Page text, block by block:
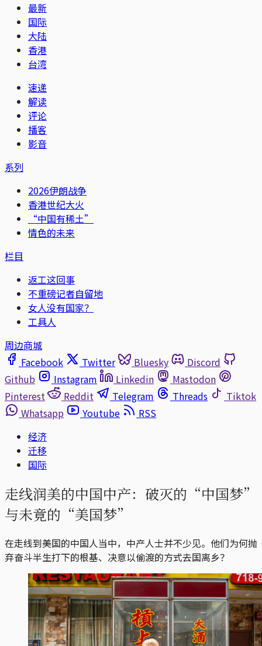
最新
国际
大陆
香港
台湾
速递
解读
评论
播客
影音
系列
2026伊朗战争
香港世纪大火
“中国有稀土”
情色的未来
栏目
返工这回事
不重磅记者自留地
女人没有国家？
工具人
周边商城
Facebook
Twitter Bluesky
Discord
Github
Instagram Linkedin
Mastodon
Pinterest
Reddit Telegram Threads
Tiktok
Whatsapp
Youtube
RSS
经济
迁移
国际
走线润美的中国中产：破灭的“中国梦”
与未竟的“美国梦”
在走线到美国的中国人当中，中产人士并不少见。他们为何抛
弃奋斗半生打下的根基、决意以偷渡的方式去国离乡？